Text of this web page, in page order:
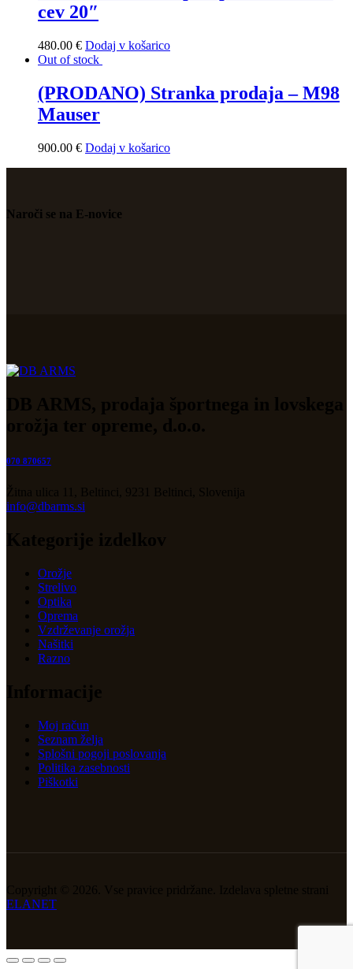
cev 20″
480.00 € Dodaj v košarico
Out of stock
(PRODANO) Stranka prodaja – M98
Mauser
900.00 € Dodaj v košarico
Naroči se na E-novice
DB ARMS, prodaja športnega in lovskega
orožja ter opreme, d.o.o.
070 870657
Žitna ulica 11, Beltinci, 9231 Beltinci, Slovenija
info@dbarms.si
Kategorije izdelkov
Orožje
Strelivo
Optika
Oprema
Vzdrževanje orožja
Našitki
Razno
Informacije
Moj račun
Seznam želja
Splošni pogoji poslovanja
Politika zasebnosti
Piškotki
Copyright © 2026. Vse pravice pridržane. Izdelava spletne strani
ELANET